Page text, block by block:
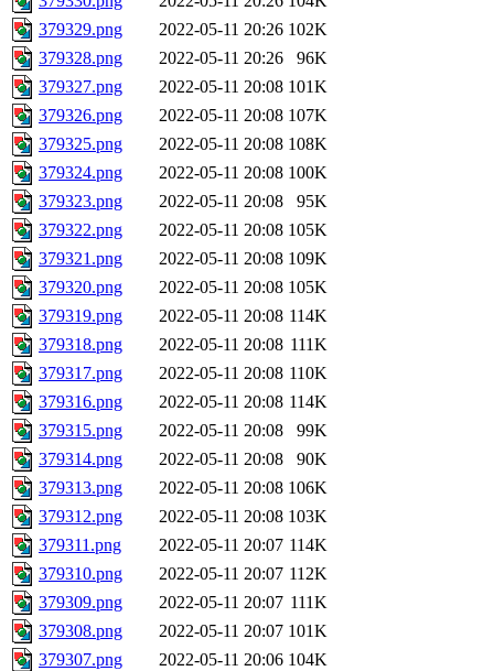
379329.png
2022-05-11 20:26 102K
379328.png
2022-05-11 20:26
96K
379327.png
2022-05-11 20:08 101K
379326.png
2022-05-11 20:08 107K
379325.png
2022-05-11 20:08 108K
379324.png
2022-05-11 20:08 100K
379323.png
2022-05-11 20:08
95K
379322.png
2022-05-11 20:08 105K
379321.png
2022-05-11 20:08 109K
379320.png
2022-05-11 20:08 105K
379319.png
2022-05-11 20:08 114K
379318.png
2022-05-11 20:08 111K
379317.png
2022-05-11 20:08 110K
379316.png
2022-05-11 20:08 114K
379315.png
2022-05-11 20:08
99K
379314.png
2022-05-11 20:08
90K
379313.png
2022-05-11 20:08 106K
379312.png
2022-05-11 20:08 103K
379311.png
2022-05-11 20:07 114K
379310.png
2022-05-11 20:07 112K
379309.png
2022-05-11 20:07 111K
379308.png
2022-05-11 20:07 101K
379307.png
2022-05-11 20:06 104K